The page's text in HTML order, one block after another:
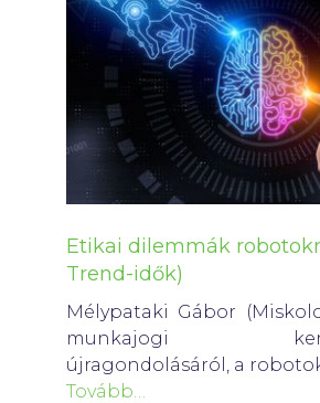
Etikai dilemmák
Trend-idők)
Mélypataki Gábor
munkajogi
újragondolásáról, a
Tovább…